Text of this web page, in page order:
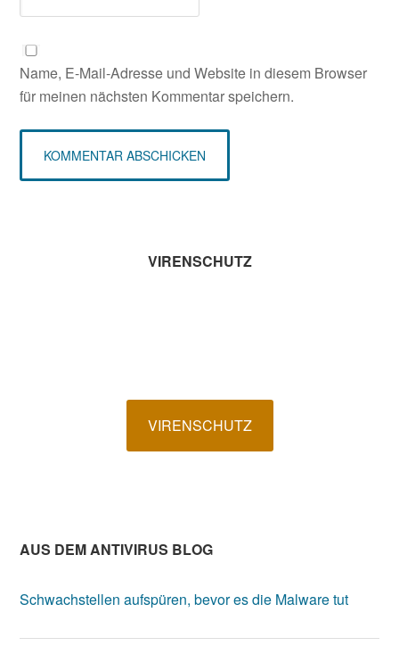
Name, E-Mail-Adresse und Website in diesem Browser
für meinen nächsten Kommentar speichern.
VIRENSCHUTZ
VIRENSCHUTZ
AUS DEM ANTIVIRUS BLOG
Schwachstellen aufspüren, bevor es die Malware tut